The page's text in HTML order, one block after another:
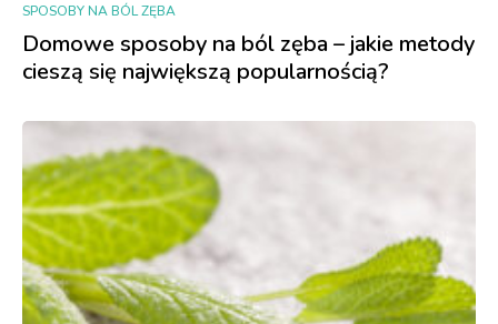
SPOSOBY NA BÓL ZĘBA
Domowe sposoby na ból zęba – jakie metody
cieszą się największą popularnością?